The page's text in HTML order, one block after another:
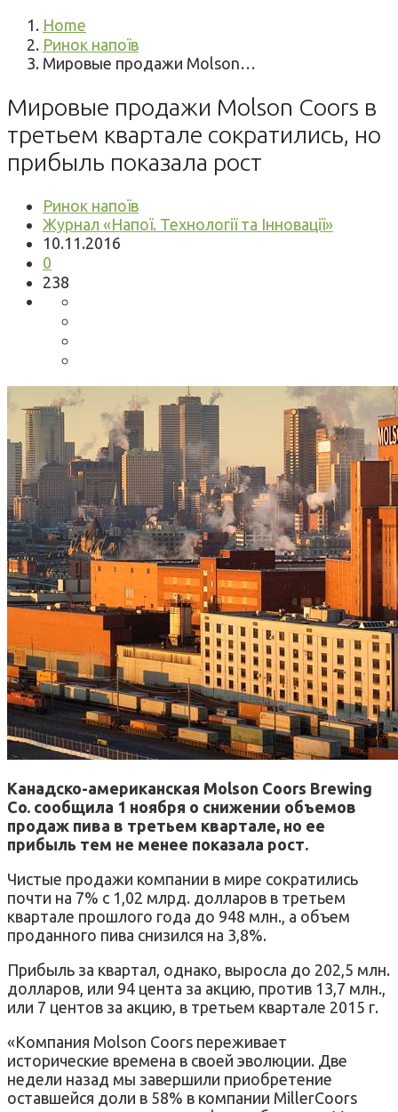
Home
Ринок напоїв
Мировые продажи Molson…
Мировые продажи Molson Coors в
третьем квартале сократились, но
прибыль показала рост
Ринок напоїв
Журнал «Напої. Технології та Інновації»
10.11.2016
0
238
Канадско-американская Molson Coors Brewing
Co. сообщила 1 ноября о снижении объемов
продаж пива в третьем квартале, но ее
прибыль тем не менее показала рост.
Чистые продажи компании в мире сократились
почти на 7% с 1,02 млрд. долларов в третьем
квартале прошлого года до 948 млн., а объем
проданного пива снизился на 3,8%.
Прибыль за квартал, однако, выросла до 202,5 млн.
долларов, или 94 цента за акцию, против 13,7 млн.,
или 7 центов за акцию, в третьем квартале 2015 г.
«Компания Molson Coors переживает
исторические времена в своей эволюции. Две
недели назад мы завершили приобретение
оставшейся доли в 58% в компании MillerCoors